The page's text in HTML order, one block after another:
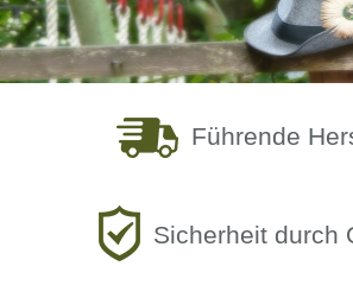
Führende
Sicherheit durch